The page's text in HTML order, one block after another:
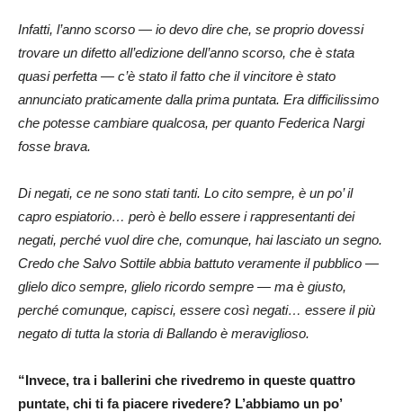
Infatti, l’anno scorso — io devo dire che, se proprio dovessi
trovare un difetto all’edizione dell’anno scorso, che è stata
quasi perfetta — c’è stato il fatto che il vincitore è stato
annunciato praticamente dalla prima puntata. Era difficilissimo
che potesse cambiare qualcosa, per quanto Federica Nargi
fosse brava.
Di negati, ce ne sono stati tanti. Lo cito sempre, è un po’ il
capro espiatorio… però è bello essere i rappresentanti dei
negati, perché vuol dire che, comunque, hai lasciato un segno.
Credo che Salvo Sottile abbia battuto veramente il pubblico —
glielo dico sempre, glielo ricordo sempre — ma è giusto,
perché comunque, capisci, essere così negati… essere il più
negato di tutta la storia di Ballando è meraviglioso.
“Invece, tra i ballerini che rivedremo in queste quattro
puntate, chi ti fa piacere rivedere? L’abbiamo un po’